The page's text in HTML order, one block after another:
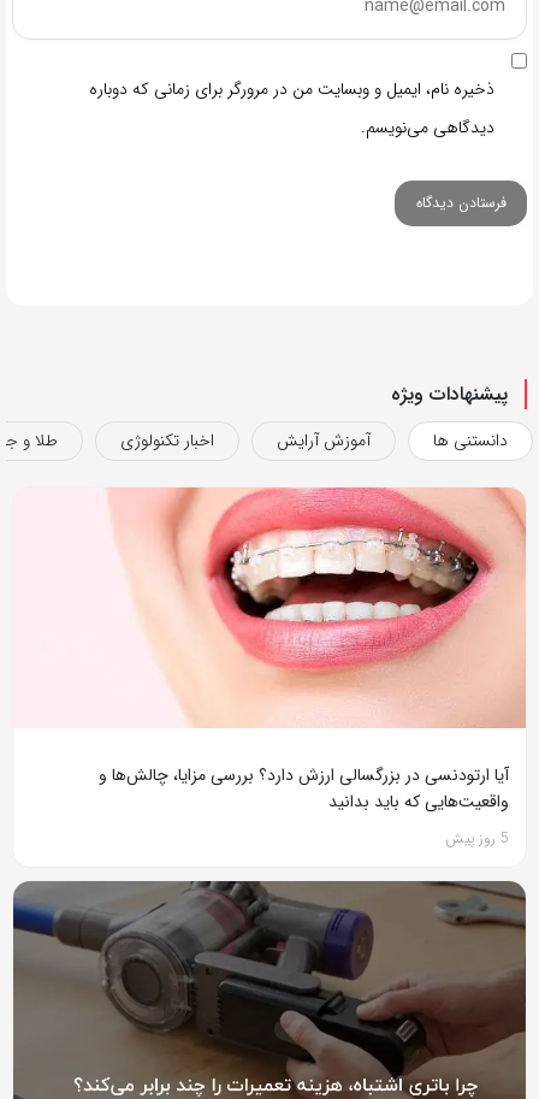
ذخیره نام، ایمیل و وبسایت من در مرورگر برای زمانی که دوباره
دیدگاهی می‌نویسم.
پیشنهادات ویژه
دانستنی ها آموزش آرایش اخبار تکنولوژی طلا و
آیا ارتودنسی در بزرگسالی ارزش دارد؟ بررسی مزایا، چالش‌ها و
واقعیت‌هایی که باید بدانید
5 روز پیش